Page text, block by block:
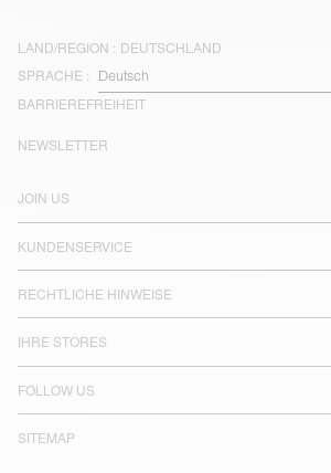
LAND/REGION : DEUTSCHLAND
SPRACHE :
BARRIEREFREIHEIT
JOIN US
KUNDENSERVICE
RECHTLICHE HINWEISE
IHRE STORES
FOLLOW US
SITEMAP
NEWSLETTER